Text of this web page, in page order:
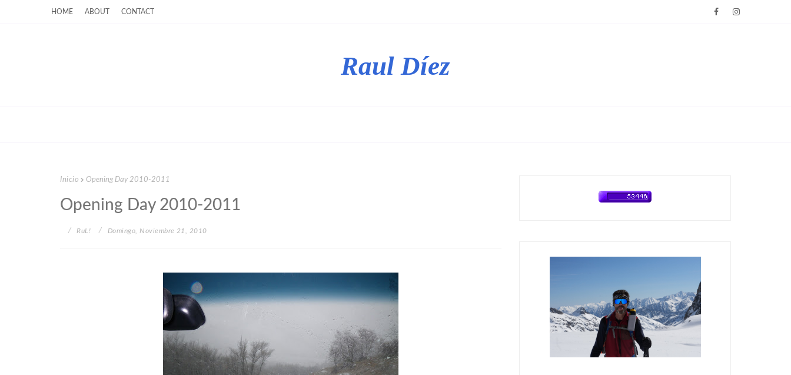
HOME ABOUT CONTACT
Raul Díez
Inicio Opening Day 2010-2011
Opening Day 2010-2011
RuL! Domingo, Noviembre 21, 2010